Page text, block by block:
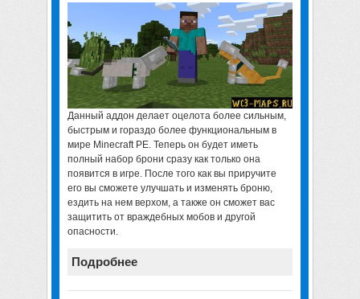
Данный аддон делает оцелота более сильным,
быстрым и гораздо более функциональным в
мире Minecraft PE. Теперь он будет иметь
полный набор брони сразу как только она
появится в игре. После того как вы приручите
его вы сможете улучшать и изменять броню,
ездить на нем верхом, а также он сможет вас
защитить от враждебных мобов и другой
опасности.
Подробнее